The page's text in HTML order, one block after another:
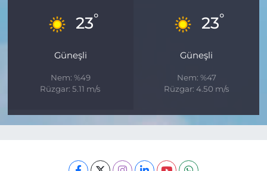
23°
Güneşli
Nem: %49
Rüzgar: 5.11 m/s
23°
Güneşli
Nem: %47
Rüzgar: 4.50 m/s